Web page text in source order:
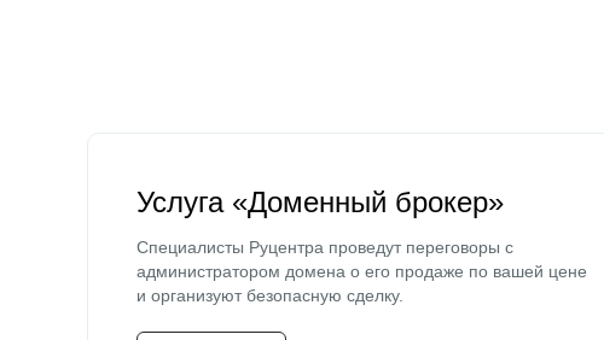
Услуга «Доменный брокер»
Специалисты Руцентра проведут переговоры с
администратором домена о его продаже по вашей цене
и организуют безопасную сделку.